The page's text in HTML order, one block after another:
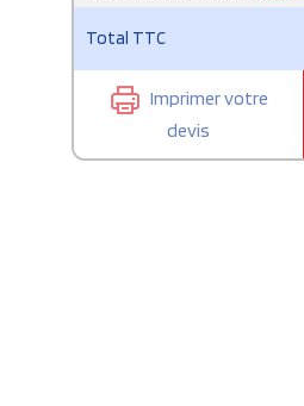
Total TTC
Imprimer votre
devis